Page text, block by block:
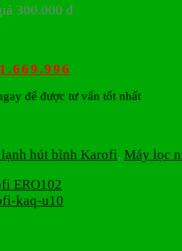
300.000 đ
để được tư vấn tốt nhất
hút bình Karofi, Máy lọc